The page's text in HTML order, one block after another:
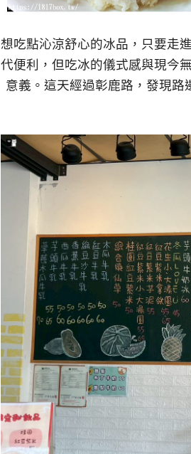
想吃點沁涼舒心的冰品，只要走
代便利，但吃冰的儀式感與現今
意義。這天經過彰鹿路，發現路